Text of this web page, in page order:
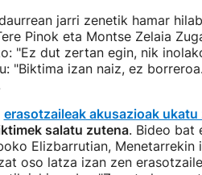
jarri zenetik hamar
Pinok eta Montse Zelaia
"Ez dut zertan egin, nik
"Biktima izan naiz, ez
erasotzaileak akusazioak ukatu
salatu zutena. Bideo bat
Elizbarrutian, Menetarrekin
oso latza izan zen